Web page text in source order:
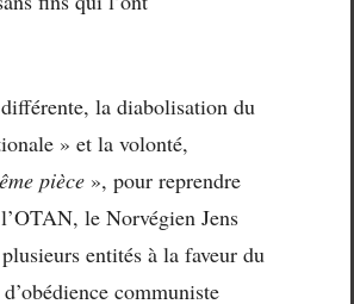
la diabolisation du
» et la volonté,
pièce », pour reprendre
le Norvégien Jens
entités à la faveur du
communiste